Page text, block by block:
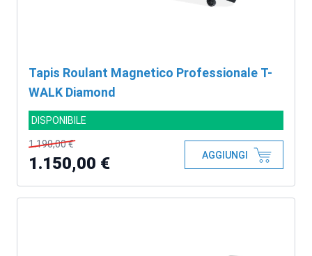
Tapis Roulant Magnetico Professionale T-
WALK Diamond
DISPONIBILE
1.190,00 €
1.150,00 € AGGIUNGI